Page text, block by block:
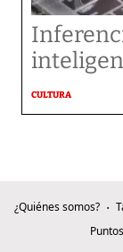
CULTURA
¿Quiénes somos?